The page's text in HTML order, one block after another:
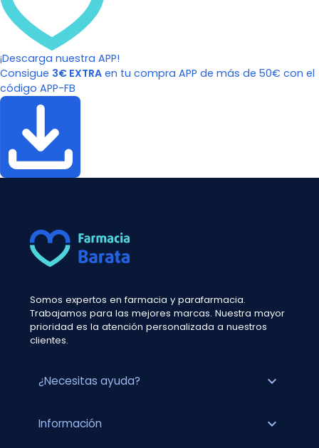
¡Descarga nuestra APP!
Consigue 3€ EXTRA en tu compra APP de más de 50€ con el
código APP-FB
Somos expertos en farmacia y parafarmacia.
Trabajamos para las mejores marcas. Nuestra mayor
prioridad es la atención personalizada a nuestros
clientes.
¿Necesitas ayuda? expand_more
Información expand_more